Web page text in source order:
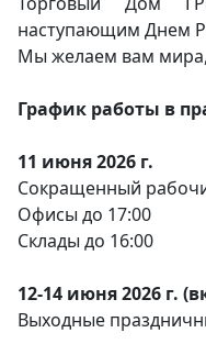
наступающим Днем
Мы желаем вам
График работы в
11 июня 2026 г.
Сокращенный
Офисы до 17:00
Склады до 16:00
12-14 июня 2026 г.
Выходные